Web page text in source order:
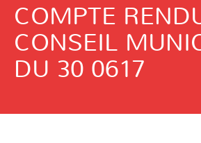
COMPTE
CONSEIL
DU 30 0617